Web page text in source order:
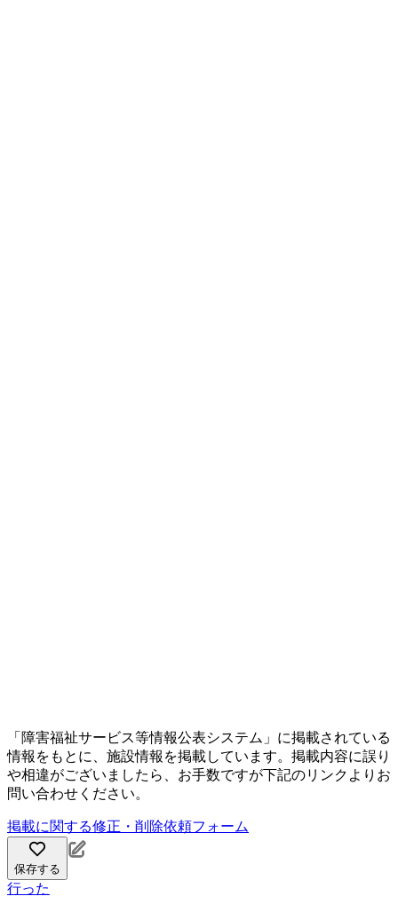
「障害福祉サービス等情報公表システム」に掲載されている
情報をもとに、施設情報を掲載しています。掲載内容に誤り
や相違がございましたら、お手数ですが下記のリンクよりお
問い合わせください。
掲載に関する修正・削除依頼フォーム
保存する
行った